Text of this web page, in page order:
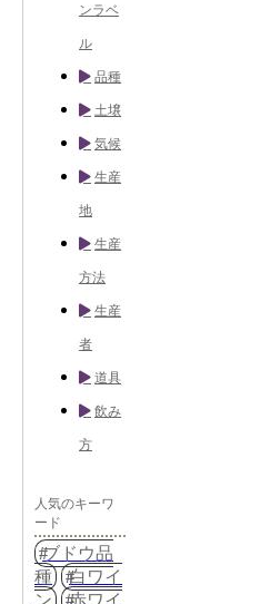
ンラベ
ル
品種
土壌
気候
生産
地
生産
方法
生産
者
道具
飲み
方
人気のキーワ
ード
ブドウ品
種
白ワイ